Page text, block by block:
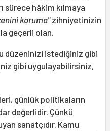
sürece hâkim kılmaya
koruma"zihniyetinizin
geçerli olan.
düzeninizi istediğiniz gibi
gibi uygulayabilirsiniz,
günlük politikaların
değerlidir. Çünkü
sanatçıdır. Kamu